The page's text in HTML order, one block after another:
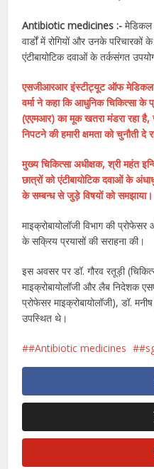
Antibiotic medicines :-मेडिकल
वार्डों में रोगियों और उनके
एंटीबायोटिक दवाओं के तर्कसंगत
एसजीआरआर इंस्टीट्यूट ऑफ मेडिकल
वर्मा ने कहा कि आधुनिक चिकित्सा के
(एएमआर) का मूक खतरा मंडरा रहा है,
निपटने की हमारी क्षमता को चुनौती दे
मुख्य चिकित्सा अधीक्षक, श्री महंत
छात्रों को एंटीबायोटिक दवाओं के
के सम्बन्ध से जुड़े विषयों को समझाया।
माइक्रोबायोलॉजी विभाग की
के सक्रिय प्रयासों की सराहना की।
इस अवसर पर डॉ. गौरव रतूड़ी
माइक्रोबायोलॉजी और लैब निदेशक
प्रोफेसर माइक्रोबायोलॉजी), डॉ.
उपस्थित थे।
#Antibiotic medicines